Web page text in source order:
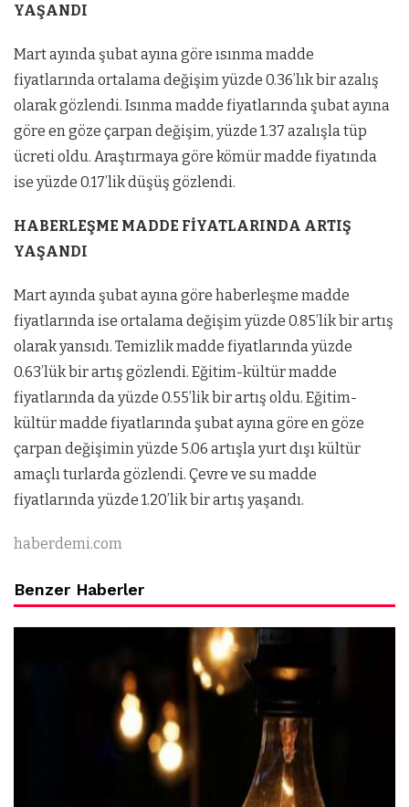
YAŞANDI
Mart ayında şubat ayına göre ısınma madde
fiyatlarında ortalama değişim yüzde 0.36’lık bir azalış
olarak gözlendi. Isınma madde fiyatlarında şubat ayına
göre en göze çarpan değişim, yüzde 1.37 azalışla tüp
ücreti oldu. Araştırmaya göre kömür madde fiyatında
ise yüzde 0.17’lik düşüş gözlendi.
HABERLEŞME MADDE FİYATLARINDA ARTIŞ
YAŞANDI
Mart ayında şubat ayına göre haberleşme madde
fiyatlarında ise ortalama değişim yüzde 0.85’lik bir artış
olarak yansıdı. Temizlik madde fiyatlarında yüzde
0.63’lük bir artış gözlendi. Eğitim-kültür madde
fiyatlarında da yüzde 0.55’lik bir artış oldu. Eğitim-
kültür madde fiyatlarında şubat ayına göre en göze
çarpan değişimin yüzde 5.06 artışla yurt dışı kültür
amaçlı turlarda gözlendi. Çevre ve su madde
fiyatlarında yüzde 1.20’lik bir artış yaşandı.
haberdemi.com
Benzer Haberler